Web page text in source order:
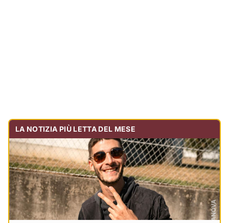
LA NOTIZIA PIÙ LETTA DEL MESE